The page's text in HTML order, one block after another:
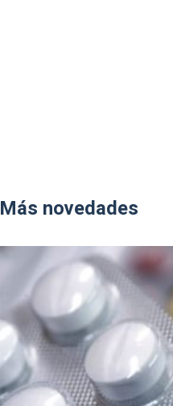
Más novedades